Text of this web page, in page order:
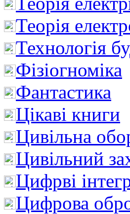
Теорія
Технологія
Фізіогноміка
Фантастика
Цікаві книги
Цивільна
Цивільний
Цифрві
Цифрова